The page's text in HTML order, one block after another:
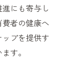
にも寄与し
者の健康へ
プを提供す
す。